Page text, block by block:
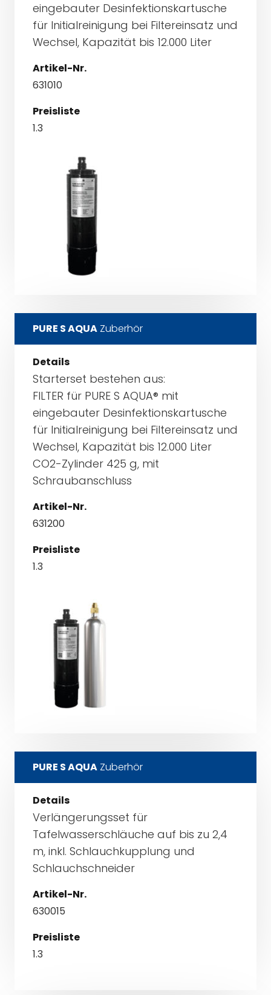
eingebauter Desinfektionskartusche
für Initialreinigung bei Filtereinsatz und
Wechsel, Kapazität bis 12.000 Liter
Artikel-Nr.
631010
Preisliste
1.3
PURE S AQUAZuberhör
Details
Starterset bestehen aus:
FILTER für PURE S AQUA® mit
eingebauter Desinfektionskartusche
für Initialreinigung bei Filtereinsatz und
Wechsel, Kapazität bis 12.000 Liter
CO2-Zylinder 425 g, mit
Schraubanschluss
Artikel-Nr.
631200
Preisliste
1.3
PURE S AQUAZuberhör
Details
Verlängerungsset für
Tafelwasserschläuche auf bis zu 2,4
m, inkl. Schlauchkupplung und
Schlauchschneider
Artikel-Nr.
630015
Preisliste
1.3